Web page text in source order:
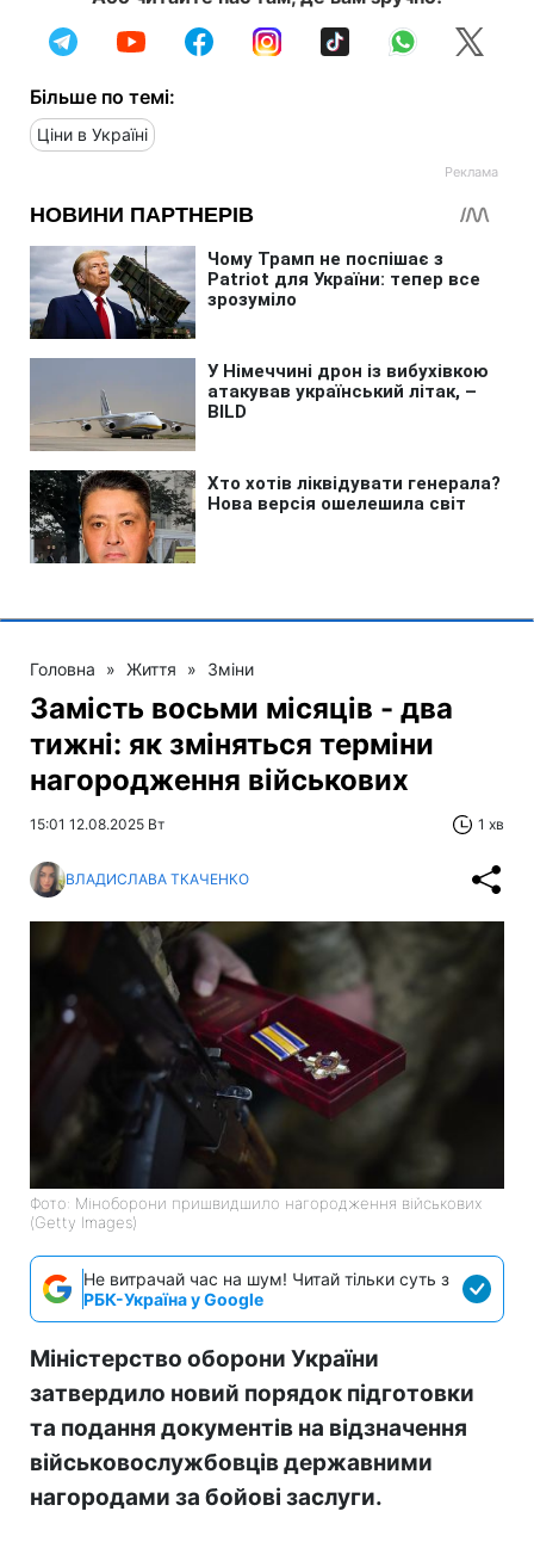
Більше по темі:
Ціни в Україні
Головна » Життя » Зміни
Замість восьми місяців - два
тижні: як зміняться терміни
нагородження військових
15:01 12.08.2025 Вт 1 хв
ВЛАДИСЛАВА ТКАЧЕНКО
Фото: Міноборони пришвидшило нагородження військових
(Getty Images)
Не витрачай час на шум! Читай тільки суть з
РБК-Україна у Google
Міністерство оборони України
затвердило новий порядок підготовки
та подання документів на відзначення
військовослужбовців державними
нагородами за бойові заслуги.